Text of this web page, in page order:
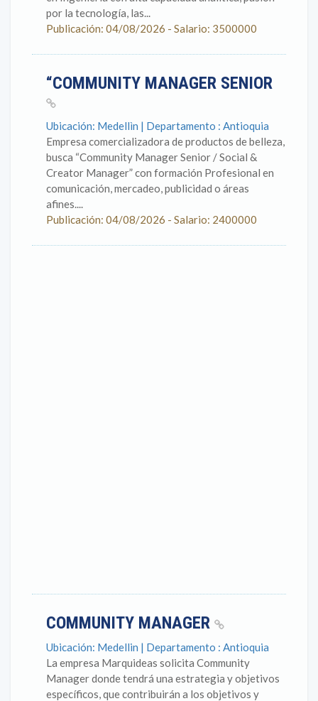
por la tecnología, las...
Publicación: 04/08/2026 - Salario: 3500000
“COMMUNITY MANAGER SENIOR
Ubicación: Medellìn | Departamento : Antioquia
Empresa comercializadora de productos de belleza,
busca “Community Manager Senior / Social &
Creator Manager” con formación Profesional en
comunicación, mercadeo, publicidad o áreas
afines....
Publicación: 04/08/2026 - Salario: 2400000
COMMUNITY MANAGER
Ubicación: Medellin | Departamento : Antioquia
La empresa Marquideas solicita Community
Manager donde tendrá una estrategia y objetivos
específicos, que contribuirán a los objetivos y